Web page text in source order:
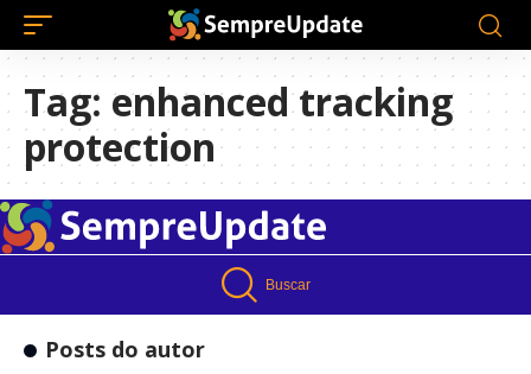
Tag: enhanced tracking
protection
Buscar
Posts do autor